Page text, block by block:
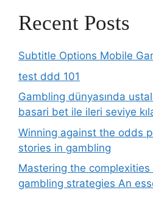
Recent Posts
Subtitle Options Mobile
test ddd 101
Gambling dünyasında
basari bet ile ileri seviye
Winning against the odds
stories in gambling
Mastering the
gambling strategies An